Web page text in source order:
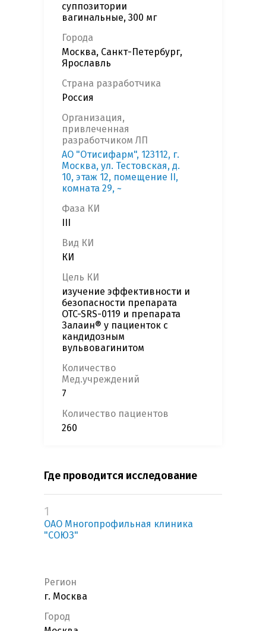
суппозитории
вагинальные, 300 мг
Города
Москва, Санкт-Петербург,
Ярославль
Страна разработчика
Россия
Организация,
привлеченная
разработчиком ЛП
АО "Отисифарм", 123112, г.
Москва, ул. Тестовская, д.
10, этаж 12, помещение II,
комната 29, ~
Фаза КИ
Вид КИ
КИ
Цель КИ
изучение эффективности и
безопасности препарата
OTC-SRS-0119 и препарата
Залаин® у пациенток с
кандидозным
вульвовагинитом
Количество
Мед.учреждений
7
Количество пациентов
260
Где проводится исследование
1
ОАО Многопрофильная клиника
"СОЮЗ"
Регион
г. Москва
Город